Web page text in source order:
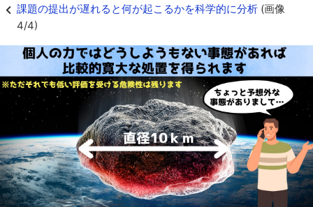
課題の提出が遅れると何が起こるかを科学的に分析 (画像
4/4)